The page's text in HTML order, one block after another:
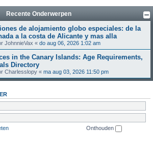
Recente Onderwerpen
de alojamiento globo especiales: de la
a la costa de Alicante y mas alla
JohnnieVax « do aug 06, 2026 1:02 am
in the Canary Islands: Age Requirements,
Directory
Charlesslopy « ma aug 03, 2026 11:50 pm
Onthouden